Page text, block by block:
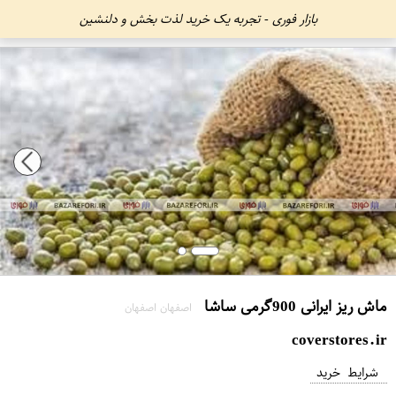
بازار فوری - تجربه یک خرید لذت بخش و دلنشین
ماش ریز ایرانی 900گرمی ساشا اصفهان اصفهان
coverstores.ir
شرایط خرید